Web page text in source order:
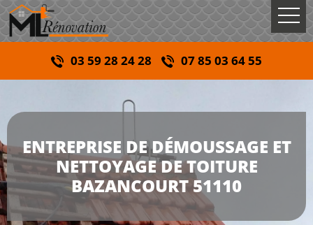
03 59 28 24 28 07 85 03 64 55
ENTREPRISE DE DÉMOUSSAGE ET
NETTOYAGE DE TOITURE
BAZANCOURT 51110